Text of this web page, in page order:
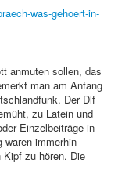
was-gehoert-in-
anmuten sollen, das
man am Anfang
Der Dlf
zu Latein und
Einzelbeiträge in
waren immerhin
zu hören. Die